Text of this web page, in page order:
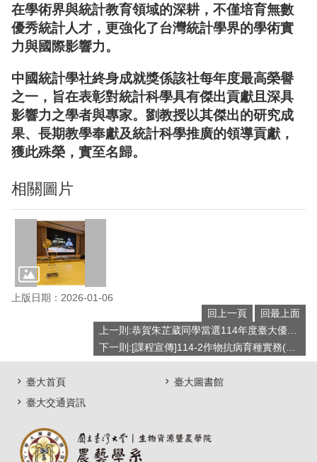
在學術界與統計教育領域的深耕，不僅培育無數
優秀統計人才，更強化了台灣統計學界的學術實
力與國際影響力。
中國統計學社終身成就獎係該社每年度最高榮譽
之一，旨在表彰對統計科學具有傑出貢獻且深具
影響力之學者與專家。劉教授以其傑出的研究成
果、長期教學奉獻及統計科學推廣的領導貢獻，
獲此殊榮，實至名歸。
相關圖片
上版日期：2026-01-06
回上一頁
回最上面
臺大首頁
臺大圖書館
臺大交通資訊